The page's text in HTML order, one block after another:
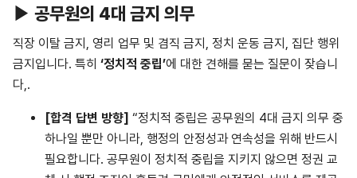
▶ 공무원의 4대 금지 의무
직장 이탈 금지, 영리 업무 및 겸직 금지, 정치 운동 금지, 집단 행위
금지입니다. 특히 ‘정치적 중립’에 대한 견해를 묻는 질문이 잦습니
다,.
[합격 답변 방향] “정치적 중립은 공무원의 4대 금지 의무 중
하나일 뿐만 아니라, 행정의 안정성과 연속성을 위해 반드시
필요합니다. 공무원이 정치적 중립을 지키지 않으면 정권 교